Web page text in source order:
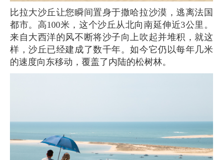
比拉大沙丘让您瞬间置身于撒哈拉沙漠，逃离法国
都市。高100米，这个沙丘从北向南延伸近3公里。
来自大西洋的风不断将沙子向上吹起并堆积，就这
样，沙丘已经建成了数千年。如今它仍以每年几米
的速度向东移动，覆盖了内陆的松树林。